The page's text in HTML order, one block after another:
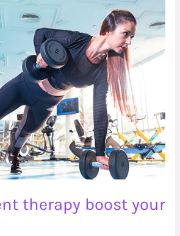
therapy boost your